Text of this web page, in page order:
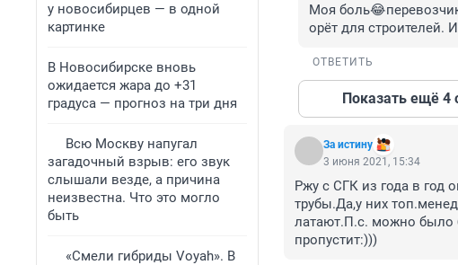
у новосибирцев — в одной
картинке
В Новосибирске вновь
ожидается жара до +31
градуса — прогноз на три дня
Всю Москву напугал
загадочный взрыв: его звук
слышали везде, а причина
неизвестна. Что это могло
быть
«Смели гибриды Voyah». В
Моя
орёт для строителей.
ОТВЕТИТЬ
Показать ещё 4
За истину
3 июня 2021, 15:34
Ржу с СГК из года в год
трубы.Да,у них
латают.П.с. можно было
пропустит:)))